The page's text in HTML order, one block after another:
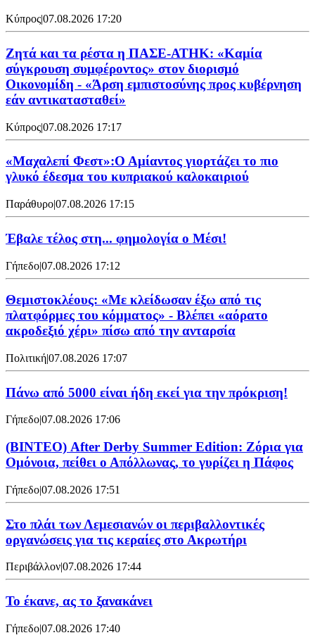
Κύπρος|07.08.2026 17:20
Ζητά και τα ρέστα η ΠΑΣΕ-ΑΤΗΚ: «Καμία
σύγκρουση συμφέροντος» στον διορισμό
Οικονομίδη - «Άρση εμπιστοσύνης προς κυβέρνηση
εάν αντικατασταθεί»
Κύπρος|07.08.2026 17:17
«Μαχαλεπί Φεστ»:Ο Αμίαντος γιορτάζει το πιο
γλυκό έδεσμα του κυπριακού καλοκαιριού
Παράθυρο|07.08.2026 17:15
Έβαλε τέλος στη... φημολογία o Μέσι!
Γήπεδο|07.08.2026 17:12
Θεμιστοκλέους: «Με κλείδωσαν έξω από τις
πλατφόρμες του κόμματος» - Βλέπει «αόρατο
ακροδεξιό χέρι» πίσω από την ανταρσία
Πολιτική|07.08.2026 17:07
Πάνω από 5000 είναι ήδη εκεί για την πρόκριση!
Γήπεδο|07.08.2026 17:06
(ΒΙΝΤΕΟ) After Derby Summer Edition: Ζόρια για
Ομόνοια, πείθει ο Απόλλωνας, το γυρίζει η Πάφος
Γήπεδο|07.08.2026 17:51
Στο πλάι των Λεμεσιανών οι περιβαλλοντικές
οργανώσεις για τις κεραίες στο Ακρωτήρι
Περιβάλλον|07.08.2026 17:44
Το έκανε, ας το ξανακάνει
Γήπεδο|07.08.2026 17:40